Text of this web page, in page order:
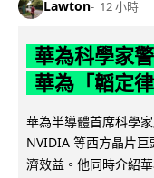
Lawton 12 小時
華為科學家
華為「韜定
華為半導體首席科學
NVIDIA 等西方晶片
濟效益。他同時介紹